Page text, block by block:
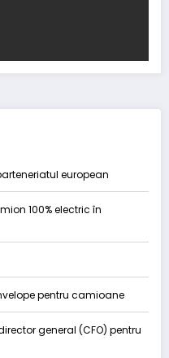
european
100% electric în
pentru camioane
general (CFO) pentru